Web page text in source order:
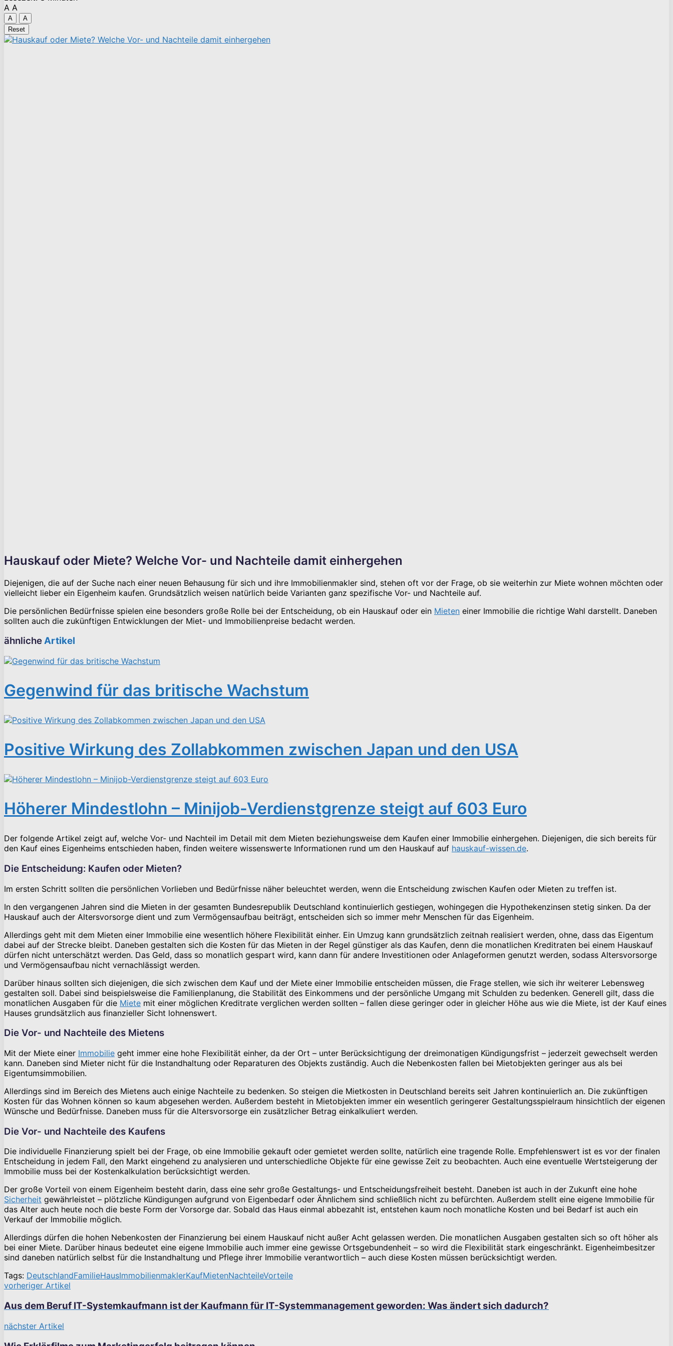
A A
A
A
Reset
Hauskauf oder Miete? Welche Vor- und Nachteile damit einhergehen
Diejenigen, die auf der Suche nach einer neuen Behausung für sich und ihre Immobilienmakler sind, stehen oft vor der Frage, ob sie weiterhin zur Miete wohnen möchten oder
vielleicht lieber ein Eigenheim kaufen. Grundsätzlich weisen natürlich beide Varianten ganz spezifische Vor- und Nachteile auf.
Die persönlichen Bedürfnisse spielen eine besonders große Rolle bei der Entscheidung, ob ein Hauskauf oder ein Mieten einer Immobilie die richtige Wahl darstellt. Daneben
sollten auch die zukünftigen Entwicklungen der Miet- und Immobilienpreise bedacht werden.
ähnlicheArtikel
Gegenwind für das britische Wachstum
Positive Wirkung des Zollabkommen zwischen Japan und den USA
Höherer Mindestlohn – Minijob-Verdienstgrenze steigt auf 603 Euro
Der folgende Artikel zeigt auf, welche Vor- und Nachteil im Detail mit dem Mieten beziehungsweise dem Kaufen einer Immobilie einhergehen. Diejenigen, die sich bereits für
den Kauf eines Eigenheims entschieden haben, finden weitere wissenswerte Informationen rund um den Hauskauf auf hauskauf-wissen.de.
Die Entscheidung: Kaufen oder Mieten?
Im ersten Schritt sollten die persönlichen Vorlieben und Bedürfnisse näher beleuchtet werden, wenn die Entscheidung zwischen Kaufen oder Mieten zu treffen ist.
In den vergangenen Jahren sind die Mieten in der gesamten Bundesrepublik Deutschland kontinuierlich gestiegen, wohingegen die Hypothekenzinsen stetig sinken. Da der
Hauskauf auch der Altersvorsorge dient und zum Vermögensaufbau beiträgt, entscheiden sich so immer mehr Menschen für das Eigenheim.
Allerdings geht mit dem Mieten einer Immobilie eine wesentlich höhere Flexibilität einher. Ein Umzug kann grundsätzlich zeitnah realisiert werden, ohne, dass das Eigentum
dabei auf der Strecke bleibt. Daneben gestalten sich die Kosten für das Mieten in der Regel günstiger als das Kaufen, denn die monatlichen Kreditraten bei einem Hauskauf
dürfen nicht unterschätzt werden. Das Geld, dass so monatlich gespart wird, kann dann für andere Investitionen oder Anlageformen genutzt werden, sodass Altersvorsorge
und Vermögensaufbau nicht vernachlässigt werden.
Darüber hinaus sollten sich diejenigen, die sich zwischen dem Kauf und der Miete einer Immobilie entscheiden müssen, die Frage stellen, wie sich ihr weiterer Lebensweg
gestalten soll. Dabei sind beispielsweise die Familienplanung, die Stabilität des Einkommens und der persönliche Umgang mit Schulden zu bedenken. Generell gilt, dass die
monatlichen Ausgaben für die Miete mit einer möglichen Kreditrate verglichen werden sollten – fallen diese geringer oder in gleicher Höhe aus wie die Miete, ist der Kauf eines
Hauses grundsätzlich aus finanzieller Sicht lohnenswert.
Die Vor- und Nachteile des Mietens
Mit der Miete einer Immobilie geht immer eine hohe Flexibilität einher, da der Ort – unter Berücksichtigung der dreimonatigen Kündigungsfrist – jederzeit gewechselt werden
kann. Daneben sind Mieter nicht für die Instandhaltung oder Reparaturen des Objekts zuständig. Auch die Nebenkosten fallen bei Mietobjekten geringer aus als bei
Eigentumsimmobilien.
Allerdings sind im Bereich des Mietens auch einige Nachteile zu bedenken. So steigen die Mietkosten in Deutschland bereits seit Jahren kontinuierlich an. Die zukünftigen
Kosten für das Wohnen können so kaum abgesehen werden. Außerdem besteht in Mietobjekten immer ein wesentlich geringerer Gestaltungsspielraum hinsichtlich der eigenen
Wünsche und Bedürfnisse. Daneben muss für die Altersvorsorge ein zusätzlicher Betrag einkalkuliert werden.
Die Vor- und Nachteile des Kaufens
Die individuelle Finanzierung spielt bei der Frage, ob eine Immobilie gekauft oder gemietet werden sollte, natürlich eine tragende Rolle. Empfehlenswert ist es vor der finalen
Entscheidung in jedem Fall, den Markt eingehend zu analysieren und unterschiedliche Objekte für eine gewisse Zeit zu beobachten. Auch eine eventuelle Wertsteigerung der
Immobilie muss bei der Kostenkalkulation berücksichtigt werden.
Der große Vorteil von einem Eigenheim besteht darin, dass eine sehr große Gestaltungs- und Entscheidungsfreiheit besteht. Daneben ist auch in der Zukunft eine hohe
Sicherheit gewährleistet – plötzliche Kündigungen aufgrund von Eigenbedarf oder Ähnlichem sind schließlich nicht zu befürchten. Außerdem stellt eine eigene Immobilie für
das Alter auch heute noch die beste Form der Vorsorge dar. Sobald das Haus einmal abbezahlt ist, entstehen kaum noch monatliche Kosten und bei Bedarf ist auch ein
Verkauf der Immobilie möglich.
Allerdings dürfen die hohen Nebenkosten der Finanzierung bei einem Hauskauf nicht außer Acht gelassen werden. Die monatlichen Ausgaben gestalten sich so oft höher als
bei einer Miete. Darüber hinaus bedeutet eine eigene Immobilie auch immer eine gewisse Ortsgebundenheit – so wird die Flexibilität stark eingeschränkt. Eigenheimbesitzer
sind daneben natürlich selbst für die Instandhaltung und Pflege ihrer Immobilie verantwortlich – auch diese Kosten müssen berücksichtigt werden.
Tags: DeutschlandFamilieHausImmobilienmaklerKaufMietenNachteileVorteile
vorheriger Artikel
Aus dem Beruf IT-Systemkaufmann ist der Kaufmann für IT-Systemmanagement geworden: Was ändert sich dadurch?
nächster Artikel